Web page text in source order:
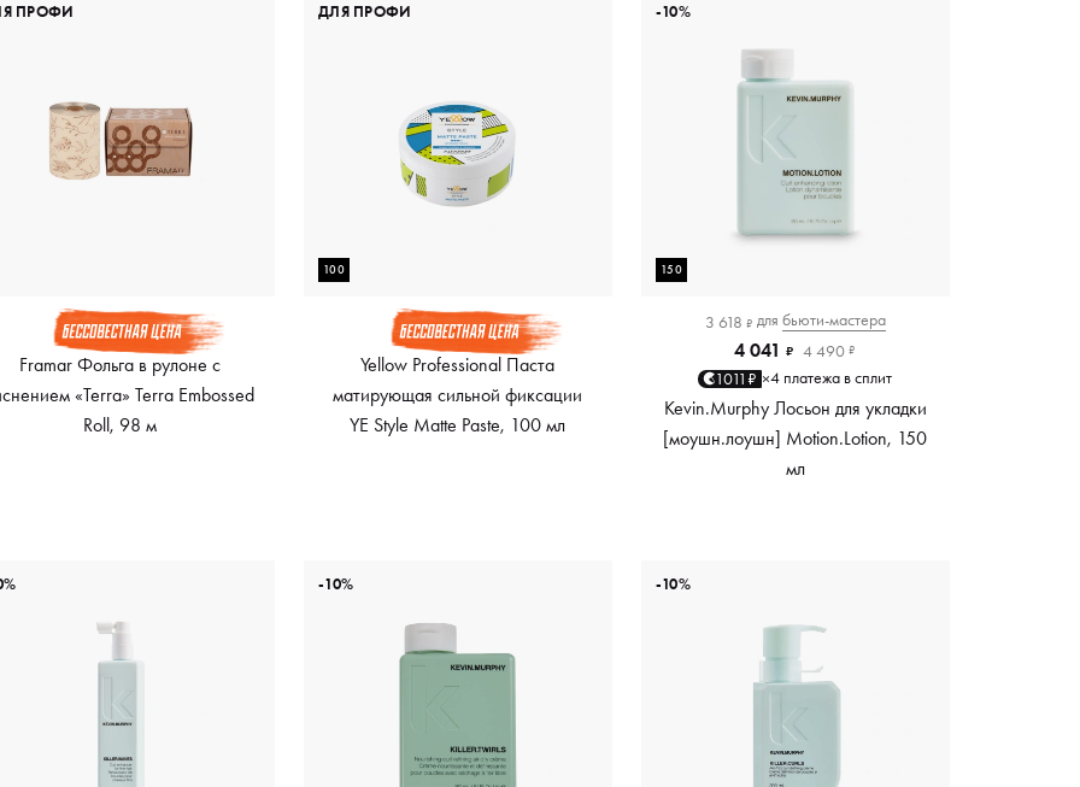
Framar Фольга в рулоне с
«Terra» Terra Embossed
Roll, 98 м
ПРОФИ
100
Yellow Professional Паста
матирующая сильной фиксации
YE Style Matte Paste, 100 мл
ДЛЯ ПРОФИ
150
3 618 ₽ для бьюти-мастера
4 041 ₽ 4 490 ₽
1011₽ ×4 платежа в сплит
Kevin.Murphy Лосьон для укладки
[моушн.лоушн] Motion.Lotion, 150
мл
-10%
-10% -10%